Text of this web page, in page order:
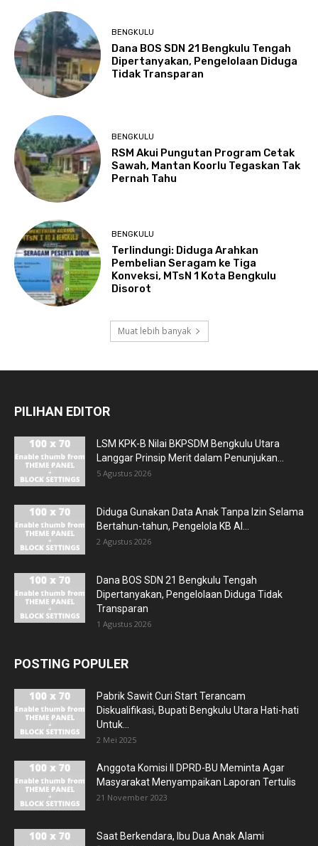
BENGKULU
Dana BOS SDN 21 Bengkulu Tengah
Dipertanyakan, Pengelolaan Diduga
Tidak Transparan
BENGKULU
RSM Akui Pungutan Program Cetak
Sawah, Mantan Koorlu Tegaskan Tak
Pernah Tahu
BENGKULU
Terlindungi: Diduga Arahkan
Pembelian Seragam ke Tiga
Konveksi, MTsN 1 Kota Bengkulu
Disorot
Muat lebih banyak
PILIHAN EDITOR
LSM KPK-B Nilai BKPSDM Bengkulu Utara
Langgar Prinsip Merit dalam Penunjukan...
5 Agustus 2026
Diduga Gunakan Data Anak Tanpa Izin Selama
Bertahun-tahun, Pengelola KB Al...
2 Agustus 2026
Dana BOS SDN 21 Bengkulu Tengah
Dipertanyakan, Pengelolaan Diduga Tidak
Transparan
1 Agustus 2026
POSTING POPULER
Pabrik Sawit Curi Start Terancam
Diskualifikasi, Bupati Bengkulu Utara Hati-hati
Untuk...
2 Mei 2025
Anggota Komisi II DPRD-BU Meminta Agar
Masyarakat Menyampaikan Laporan Tertulis
21 November 2023
Saat Berkendara, Ibu Dua Anak Alami